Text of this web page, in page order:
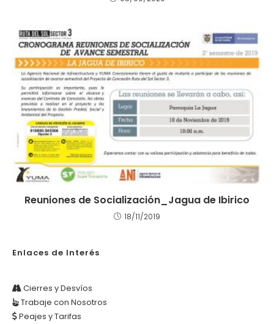
Reuniones de Socialización_Jagua de Ibirico
18/11/2019
Enlaces de Interés
Cierres y Desvíos
Trabaje con Nosotros
Peajes y Tarifas